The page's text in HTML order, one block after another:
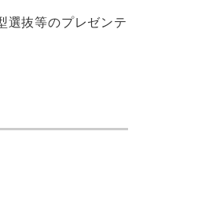
選抜等のプレゼンテ